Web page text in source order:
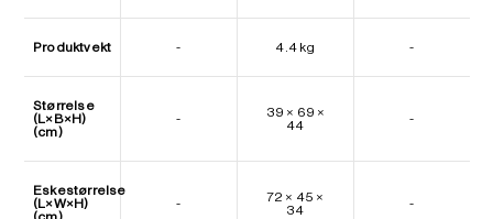
Produktvekt - 4.4 kg -
Størrelse
(L×B×H)
(cm)
-
39 × 69 ×
44
-
Eskestørrelse
(L×W×H)
-
72 × 45 ×
34
-